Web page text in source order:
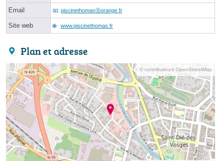
Email piscinethomasⓐorange.fr
Site web www.piscinethomas.fr
Plan et adresse
© contributeurs OpenStreetMap